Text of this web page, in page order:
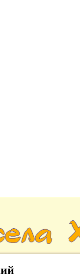
истории,
шаржи, стихи,